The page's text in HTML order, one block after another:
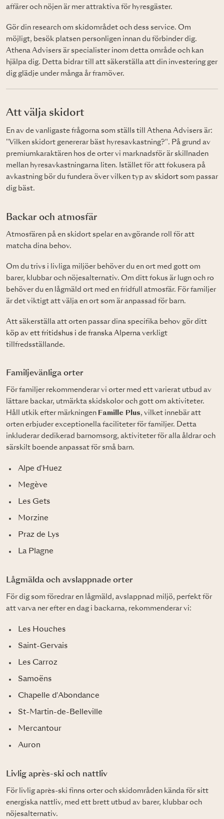
affärer och nöjen är mer attraktiva för hyresgäster.
Gör din research om skidområdet och dess service. Om
möjligt, besök platsen personligen innan du förbinder dig.
Athena Advisers är specialister inom detta område och kan
hjälpa dig. Detta bidrar till att säkerställa att din investering ger
dig glädje under många år framöver.
Att välja skidort
En av de vanligaste frågorna som ställs till Athena Advisers är:
"Vilken skidort genererar bäst hyresavkastning?". På grund av
premiumkaraktären hos de orter vi marknadsför är skillnaden
mellan hyresavkastningarna liten. Istället för att fokusera på
avkastning bör du fundera över vilken typ av skidort som passar
dig bäst.
Backar och atmosfär
Atmosfären på en skidort spelar en avgörande roll för att
matcha dina behov.
Om du trivs i livliga miljöer behöver du en ort med gott om
barer, klubbar och nöjesalternativ. Om ditt fokus är lugn och ro
behöver du en lågmäld ort med en fridfull atmosfär. För familjer
är det viktigt att välja en ort som är anpassad för barn.
Att säkerställa att orten passar dina specifika behov gör ditt
köp av ett fritidshus i de franska Alperna verkligt
tillfredsställande.
Familjevänliga orter
För familjer rekommenderar vi orter med ett varierat utbud av
lättare backar, utmärkta skidskolor och gott om aktiviteter.
Håll utkik efter märkningen Famille Plus, vilket innebär att
orten erbjuder exceptionella faciliteter för familjer. Detta
inkluderar dedikerad barnomsorg, aktiviteter för alla åldrar och
särskilt boende anpassat för små barn.
Alpe d'Huez
Megève
Les Gets
Morzine
Praz de Lys
La Plagne
Lågmälda och avslappnade orter
För dig som föredrar en lågmäld, avslappnad miljö, perfekt för
att varva ner efter en dag i backarna, rekommenderar vi:
Les Houches
Saint-Gervais
Les Carroz
Samoëns
Chapelle d'Abondance
St-Martin-de-Belleville
Mercantour
Auron
Livlig après-ski och nattliv
För livlig après-ski finns orter och skidområden kända för sitt
energiska nattliv, med ett brett utbud av barer, klubbar och
nöjesalternativ.